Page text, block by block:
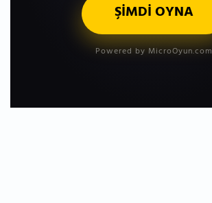
ŞİMDİ OYNA
Powered by MicroOyun.com